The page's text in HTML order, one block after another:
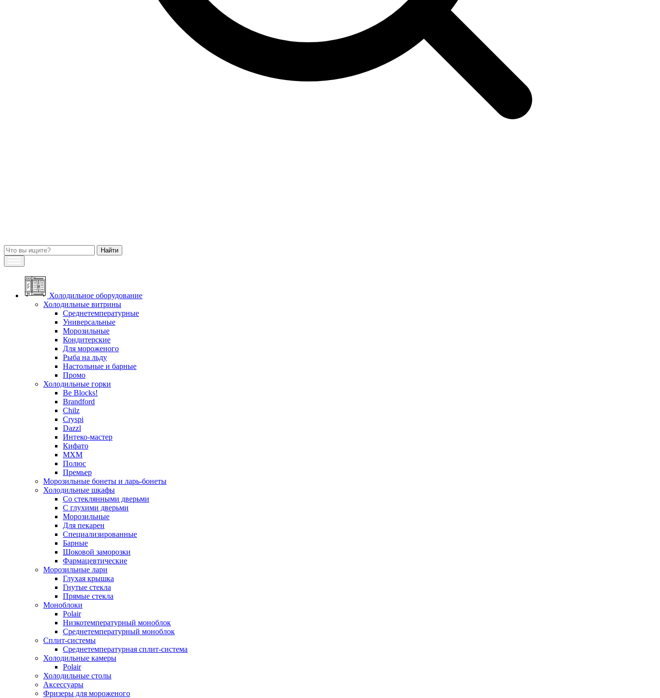
Холодильное оборудование
Холодильные витрины
Среднетемпературные
Универсальные
Морозильные
Кондитерские
Для мороженого
Рыба на льду
Настольные и барные
Промо
Холодильные горки
Be Blocks!
Brandford
Chilz
Cryspi
Dazzl
Интеко-мастер
Кифато
МХМ
Полюс
Премьер
Морозильные бонеты и ларь-бонеты
Холодильные шкафы
Со стеклянными дверьми
С глухими дверьми
Морозильные
Для пекарен
Специализированные
Барные
Шоковой заморозки
Фармацевтические
Морозильные лари
Глухая крышка
Гнутые стекла
Прямые стекла
Моноблоки
Polair
Низкотемпературный моноблок
Среднетемпературный моноблок
Сплит-системы
Среднетемпературная сплит-система
Холодильные камеры
Polair
Холодильные столы
Аксессуары
Фризеры для мороженого